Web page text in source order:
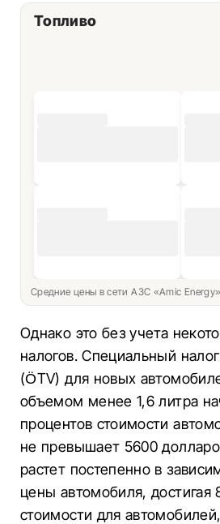
Топливо
Средние цены в сети АЗС «Amic
Однако это без учета
налогов. Специальный
(ÖTV) для новых
объемом менее 1,6 литра
процентов стоимости
не превышает 5600
растет постепенно в
цены автомобиля, достигая
стоимости для